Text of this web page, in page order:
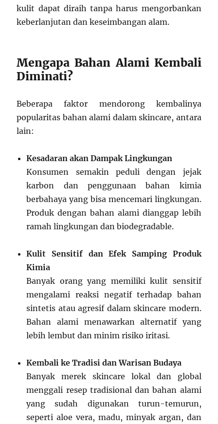
kulit dapat diraih tanpa harus mengorbankan
keberlanjutan dan keseimbangan alam.
Mengapa Bahan Alami Kembali
Diminati?
Beberapa faktor mendorong kembalinya
popularitas bahan alami dalam skincare, antara
lain:
Kesadaran akan Dampak Lingkungan
Konsumen semakin peduli dengan jejak
karbon dan penggunaan bahan kimia
berbahaya yang bisa mencemari lingkungan.
Produk dengan bahan alami dianggap lebih
ramah lingkungan dan biodegradable.
Kulit Sensitif dan Efek Samping Produk
Kimia
Banyak orang yang memiliki kulit sensitif
mengalami reaksi negatif terhadap bahan
sintetis atau agresif dalam skincare modern.
Bahan alami menawarkan alternatif yang
lebih lembut dan minim risiko iritasi.
Kembali ke Tradisi dan Warisan Budaya
Banyak merek skincare lokal dan global
menggali resep tradisional dan bahan alami
yang sudah digunakan turun-temurun,
seperti aloe vera, madu, minyak argan, dan